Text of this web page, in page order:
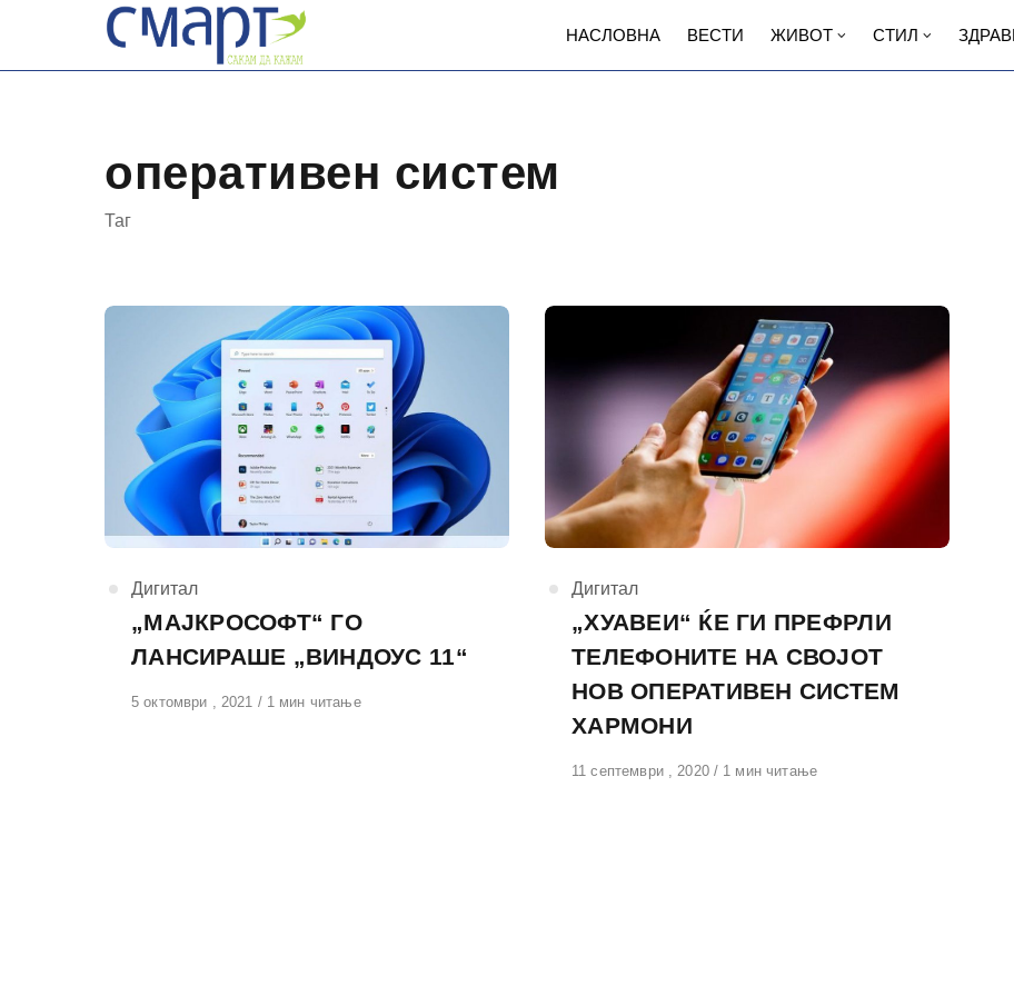
content
НАСЛОВНА ВЕСТИ ЖИВОТ СТИЛ
оперативен систем
Таг
КАтегорија
Дигитал
„МАЈКРОСОФТ“ ГО
ЛАНСИРАШЕ „ВИНДОУС 11“
Објавено
5 октомври , 2021 1 мин читање
КАтегорија
Дигитал
„ХУАВЕИ“ ЌЕ ГИ ПРЕФРЛИ
ТЕЛЕФОНИТЕ НА СВОЈОТ
НОВ ОПЕРАТИВЕН СИСТЕМ
ХАРМОНИ
Објавено
11 септември , 2020 1 мин читање